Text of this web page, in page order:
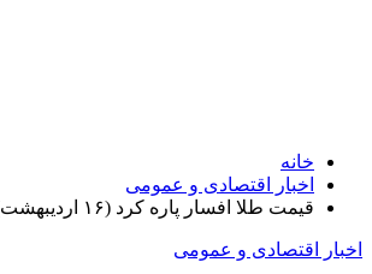
خانه
اخبار اقتصادی و عمومی
قیمت طلا افسار پاره کرد (۱۶ اردیبهشت)
اخبار اقتصادی و عمومی